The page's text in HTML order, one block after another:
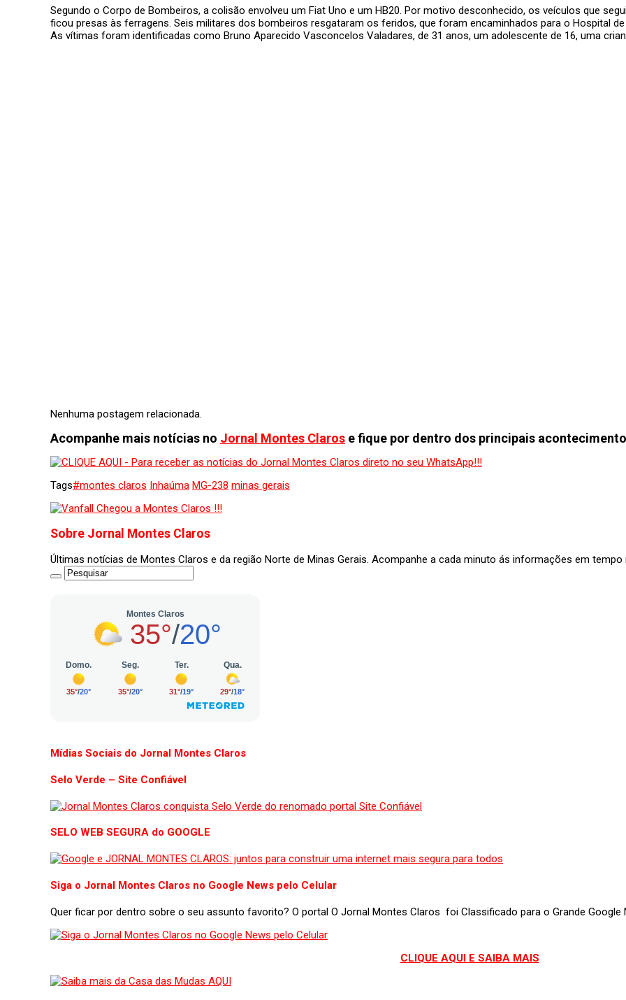
Segundo o Corpo de Bombeiros, a colisão envolveu um Fiat Uno e um HB20. Por motivo desconhecido, os veículos que
ficou presas às ferragens. Seis militares dos bombeiros resgataram os feridos, que foram encaminhados para o Hospital
As vítimas foram identificadas como Bruno Aparecido Vasconcelos Valadares, de 31 anos, um adolescente de 16, uma
Nenhuma postagem relacionada.
Acompanhe mais notícias no Jornal Montes Claros e fique por dentro dos principais
Tags#montes claros Inhaúma MG-238 minas gerais
Sobre Jornal Montes Claros
Últimas notícias de Montes Claros e da região Norte de Minas Gerais. Acompanhe a cada minuto ás informações em
Mídias Sociais do Jornal Montes Claros
Selo Verde – Site Confiável
SELO WEB SEGURA do GOOGLE
Siga o Jornal Montes Claros no Google News pelo Celular
Quer ficar por dentro sobre o seu assunto favorito? O portal O Jornal Montes Claros foi Classificado para o Grande Google
CLIQUE AQUI E SAIBA MAIS